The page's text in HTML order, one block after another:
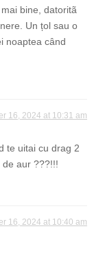
bine, datoritã
Un țol sau o
noaptea când
16, 2024 at 10:31 am
te uitai cu drag 2
aur ???!!!
16, 2024 at 10:40 am